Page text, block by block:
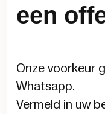
een
Onze voorkeur
Whatsapp.
Vermeld in uw